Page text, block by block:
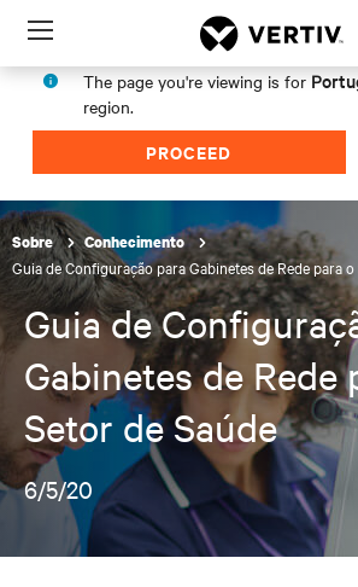
Menu
The page you're viewing is for
region.
PROCEED
Sobre Conhecimento
Guia de Configuração para Gabinetes de Rede para
Guia de
Gabinetes de Rede
Setor de Saúde
6/5/20